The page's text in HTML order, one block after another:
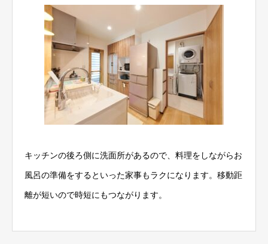
キッチンの後ろ側に洗面所があるので、料理をしながらお
風呂の準備をするといった家事もラクになります。移動距
離が短いので時短にもつながります。